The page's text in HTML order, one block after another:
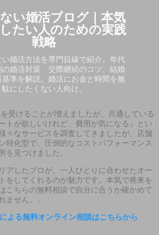
してメイン コンテンツに移動
い婚活ブログ｜本気
たい人のための実践
戦略
い婚活方法を専門目線で紹介。年代
の婚活対策、交際継続のコツ、結婚
基準を解説。婚活にお金と時間を無
駄にしたくない人向け。
受けることが増えましたが、共通している
トが欲しいけれど、費用が気になる』とい
々なサービスを調査してきましたが、店舗
特化型で、圧倒的なコストパフォーマンス
を見つけました。
アしたプロが、一人ひとりに合わせたオー
をしてくれるのが魅力です。本気で将来を
こちらの無料相談で自分に合うか確かめて
ません。」
よる無料オンライン相談はこちらから